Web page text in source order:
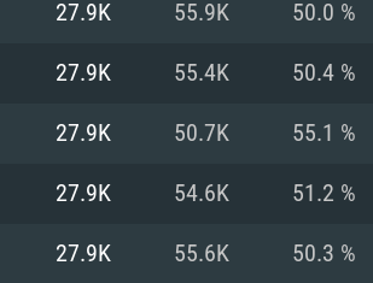
27.9K 55.9K 50.0 %
27.9K 55.4K 50.4 %
27.9K 50.7K 55.1 %
27.9K 54.6K 51.2 %
27.9K 55.6K 50.3 %